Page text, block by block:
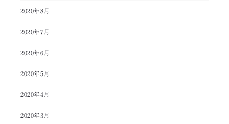
2020年8月
2020年7月
2020年6月
2020年5月
2020年4月
2020年3月